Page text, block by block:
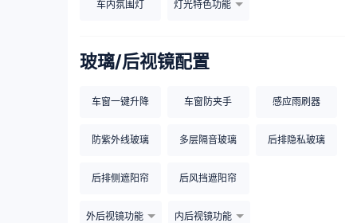
车内氛围灯 灯光特色功能
玻璃/后视镜配置
车窗一键升降 车窗防夹手 感应雨刷器
防紫外线玻璃 多层隔音玻璃 后排隐私玻璃
后排侧遮阳帘 后风挡遮阳帘
外后视镜功能 内后视镜功能